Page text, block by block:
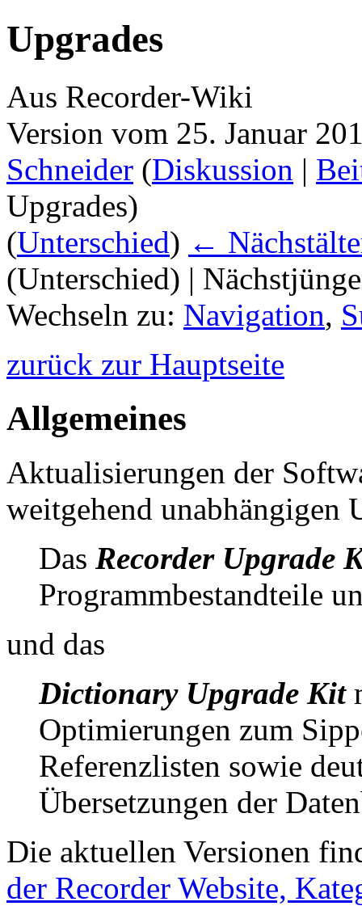
Upgrades
Aus Recorder-Wiki
Version vom 25. Januar
Schneider (Diskussion |
Upgrades)
(Unterschied) ←
(Unterschied) |
Wechseln zu: Navigation,
zurück zur Hauptseite
Allgemeines
Aktualisierungen der
weitgehend unabhängigen
Das Recorder Upgrade
Programmbestandteile
und das
Dictionary Upgrade Kit
Optimierungen zum
Referenzlisten sowie
Übersetzungen der
Die aktuellen Versionen
der Recorder Website,